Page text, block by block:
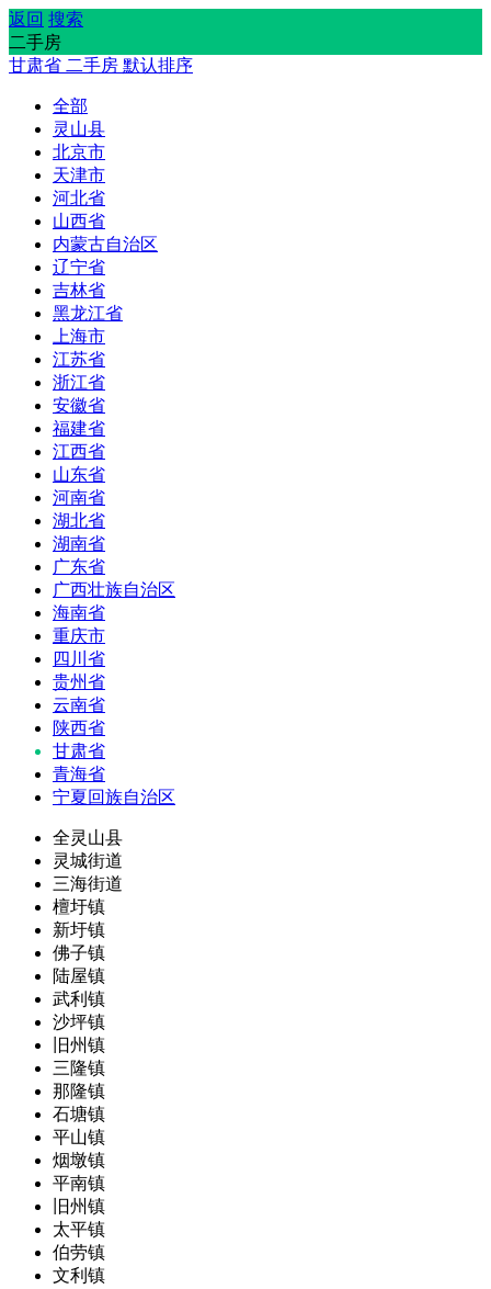
返回 搜索
二手房
甘肃省 二手房 默认排序
全部
灵山县
北京市
天津市
河北省
山西省
内蒙古自治区
辽宁省
吉林省
黑龙江省
上海市
江苏省
浙江省
安徽省
福建省
江西省
山东省
河南省
湖北省
湖南省
广东省
广西壮族自治区
海南省
重庆市
四川省
贵州省
云南省
陕西省
甘肃省
青海省
宁夏回族自治区
全灵山县
灵城街道
三海街道
檀圩镇
新圩镇
佛子镇
陆屋镇
武利镇
沙坪镇
旧州镇
三隆镇
那隆镇
石塘镇
平山镇
烟墩镇
平南镇
旧州镇
太平镇
伯劳镇
文利镇